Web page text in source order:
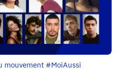
mouvement #MoiAussi